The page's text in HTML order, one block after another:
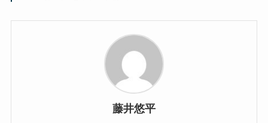
藤井悠平